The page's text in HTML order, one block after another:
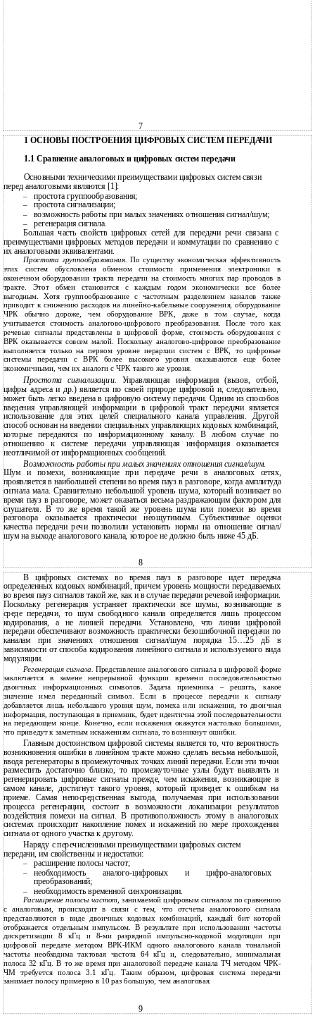
7
1 ОСНОВЫ ПОСТРОЕНИЯ ЦИФРОВЫХ СИСТЕМ ПЕРЕДАЧИ
1.1 Сравнение аналоговых и цифровых систем передачи
Основными техническими преимуществами цифровых систем связи
перед аналоговыми являются [1]:
– простота группообразования;
– простота сигнализации;
– возможность работы при малых значениях отношения сигнал/шум;
–
регенерация сигнала.
Большая часть свойств цифровых сетей для передачи речи связана с
преимуществами цифровых методов передачи и коммутации по сравнению с
их аналоговыми эквивалентами.
Простота группообразования.По существу экономическая эффективность
этих систем обусловлена обменом стоимости применения электроники в
оконечном оборудовании тракта передачи на стоимость многих пар проводов в
тракте. Этот обмен становится с каждым годом экономически все более
выгодным. Хотя группообразование с частотным разделением каналов также
приводит к снижению расходов на линейно-кабельные сооружения, оборудование
ЧРК обычно дороже, чем оборудование ВРК, даже в том случае, когда
учитывается стоимость аналогово-цифрового преобразования. После того как
речевые сигналы представлены в цифровой форме, стоимость оборудования с
ВРК оказывается совсем малой. Поскольку аналогово-цифровое преобразование
выполняется только на первом уровне иерархии систем с ВРК, то цифровые
системы передачи с ВРК более высокого уровня оказываются еще более
экономичными, чем их аналоги с ЧРК такого же уровня.
Простота сигнализации.
Управляющая информация (вызов, отбой,
цифры адреса и др.) является по своей природе цифровой и, следовательно,
может быть легко введена в цифровую систему передачи. Одним из способов
введения управляющей информации в цифровой тракт передачи является
использование для этих целей специального канала управления. Другой
способ основан на введении специальных управляющих кодовых комбинаций,
которые передаются по информационному каналу. В любом случае по
отношению к системе передачи управляющая информация оказывается
неотличимой от информационных сообщений.
Возможность работы при малых значениях отношения сигнал/шум.
Шум и помехи, возникающие при передаче речи в аналоговых сетях,
проявляется в наибольшей степени во время пауз в разговоре, когда амплитуда
сигнала мала. Сравнительно небольшой уровень шума, который возникает во
время пауз в разговоре, может оказаться весьма раздражающим фактором для
слушателя. В то же время такой же уровень шума или помехи во время
разговора оказывается практически неощутимым. Субъективные оценки
качества передачи речи позволили установить нормы на отношение сигнал/
шум на выходе аналогового канала, которое не должно быть ниже 45 дБ.
8
В цифровых системах во время пауз в разговоре идет передача
определенных кодовых комбинаций, причем уровень мощности передаваемых
во время пауз сигналов такой же, как и в случае передачи речевой информации.
Поскольку регенерация устраняет практически все шумы, возникающие в
среде передачи, то шум свободного канала определяется лишь процессом
кодирования, а не линией передачи. Установлено, что линии цифровой
передачи обеспечивают возможность практически безошибочной передачи по
каналам при значениях отношения сигнал/шум порядка 15…25 дБ в
зависимости от способа кодирования линейного сигнала и используемого вида
модуляции.
Регенерация сигнала. Представление аналогового сигнала в цифровой форме
заключается в замене непрерывной функции времени последовательностью
двоичных информационных символов. Задача приемника – решить, какое
значение имел переданный символ. Если в процессе передачи к сигналу
добавляется лишь небольшого уровня шум, помеха или искажения, то двоичная
информация, поступающая в приемник, будет идентична этой последовательности
на передающем конце. Конечно, если искажения окажутся настолько большими,
что приведут к заметным искажениям сигнала, то возникнут ошибки.
Главным достоинством цифровой системы является то, что вероятность
возникновения ошибки в линейном тракте можно сделать весьма небольшой,
вводя регенераторы в промежуточных точках линий передачи. Если эти точки
разместить достаточно близко, то промежуточные узлы будут выявлять и
регенерировать цифровые сигналы прежде, чем искажения, возникающие в
самом канале, достигнут такого уровня, который приведет к ошибкам на
приеме. Самая непосредственная выгода, получаемая при использовании
процесса регенерации, состоит в возможности локализации результатов
воздействия помехи на сигнал. В противоположность этому в аналоговых
системах происходит накопление помех и искажений по мере прохождения
сигнала от одного участка к другому.
Наряду с перечисленными преимуществами цифровых систем
передачи, им свойственны и недостатки:
– расширение полосы частот;
– необходимость аналого-цифровых и цифро-аналоговых
преобразований;
– необходимость временной синхронизации.
Расширение полосы частот,занимаемой цифровым сигналом по сравнению
с аналоговым, происходит в связи с тем, что отсчеты аналогового сигнала
представляются в виде двоичных кодовых комбинаций, каждый бит которой
отображается отдельным импульсом. В результате при использовании частоты
дискретизации 8 кГц и 8-ми разрядной импульсно-кодовой модуляции при
цифровой передаче методом ВРК-ИКМ одного аналогового канала тональной
частоты необходима тактовая частота 64 кГц и, следовательно, минимальная
полоса 32 кГц. В то же время при аналоговой передаче канала ТЧ методом ЧРК-
ЧМ требуется полоса 3.1 кГц. Таким образом, цифровая система передачи
занимает полосу примерно в 10 раз большую, чем аналоговая.
9